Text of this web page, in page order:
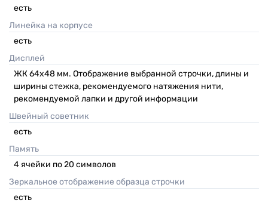
есть
Линейка на корпусе
есть
Дисплей
ЖК 64х48 мм. Отображение выбранной строчки, длины и
ширины стежка, рекомендуемого натяжения нити,
рекомендуемой лапки и другой информации
Швейный советник
есть
Память
4 ячейки по 20 символов
Зеркальное отображение образца строчки
есть